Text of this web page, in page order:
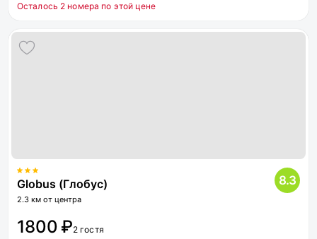
Осталось 2 номера по этой цене
Globus (Глобус)
2.3 км от центра
8.3
1800 ₽2 гостя